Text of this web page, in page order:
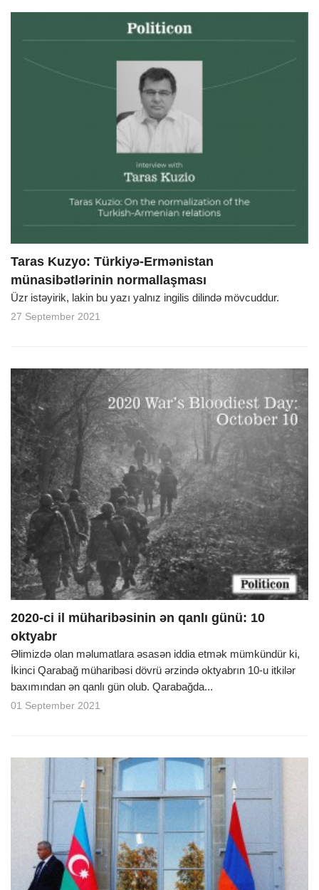
Taras Kuzyo: Türkiyə-Ermənistan
münasibətlərinin normallaşması
Üzr istəyirik, lakin bu yazı yalnız ingilis dilində mövcuddur.
27 September 2021
2020-ci il müharibəsinin ən qanlı günü: 10
oktyabr
Əlimizdə olan məlumatlara əsasən iddia etmək mümkündür ki,
İkinci Qarabağ müharibəsi dövrü ərzində oktyabrın 10-u itkilər
baxımından ən qanlı gün olub. Qarabağda...
01 September 2021